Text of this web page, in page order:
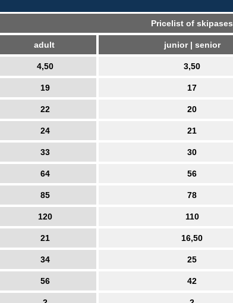
Pricelist of skipases
adult junior | senior
4,50 3,50
19 17
22 20
24 21
33 30
64 56
85 78
120 110
21 16,50
34 25
56 42